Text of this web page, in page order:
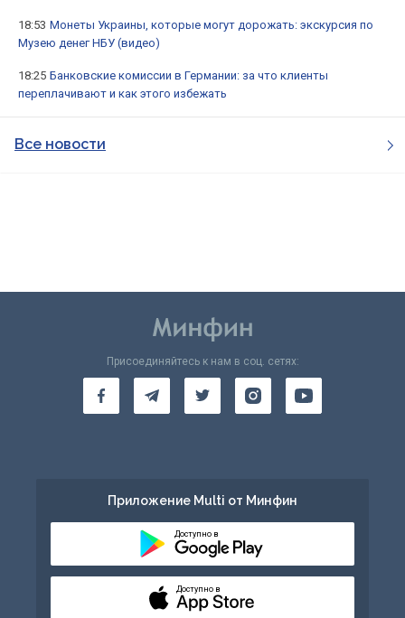
18:53 Монеты Украины, которые могут дорожать: экскурсия по
Музею денег НБУ (видео)
18:25 Банковские комиссии в Германии: за что клиенты
переплачивают и как этого избежать
Все новости
Присоединяйтесь к нам в соц. сетях:
Приложение Multi от Минфин
Доступно в
Доступно в